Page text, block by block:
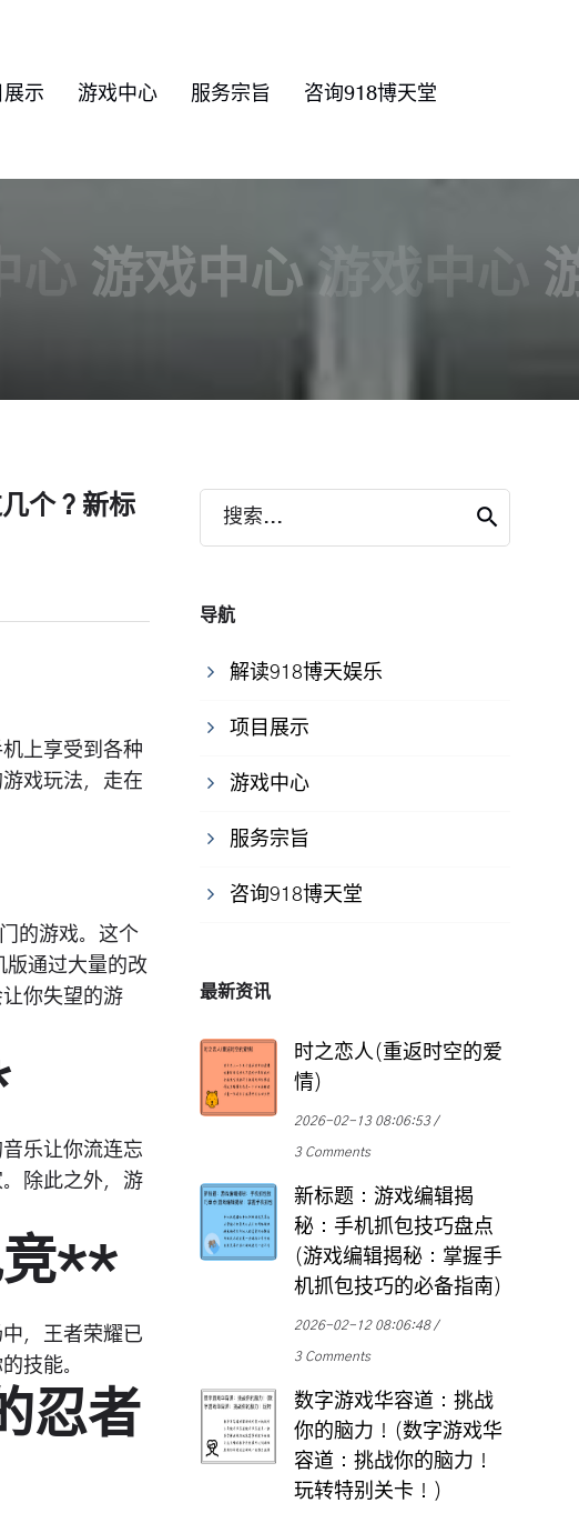
展示 游戏中心 服务宗旨 咨询918博天堂
心 游戏中心 游戏中心
个？新标
上享受到各种
戏玩法，走在
的游戏。这个
版通过大量的改
你失望的游
乐让你流连忘
除此之外，游
竞**
，王者荣耀已
技能。
忍者
搜索...
导航
解读918博天娱乐
项目展示
游戏中心
服务宗旨
咨询918博天堂
最新资讯
时之恋人(重返时空的爱
情)
2026-02-13 08:06:53
3 Comments
新标题：游戏编辑揭
秘：手机抓包技巧盘点
(游戏编辑揭秘：掌握手
机抓包技巧的必备指南)
2026-02-12 08:06:48
3 Comments
数字游戏华容道：挑战
你的脑力！(数字游戏华
容道：挑战你的脑力！
玩转特别关卡！)